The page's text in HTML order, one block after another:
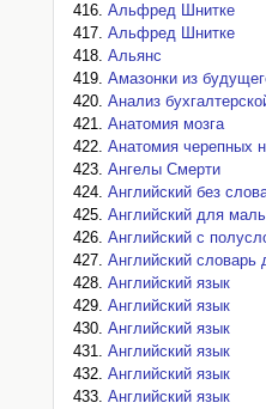
Альфред Шнитке
Альфред Шнитке
Альянс
Амазонки из
Анализ
Анатомия мозга
Анатомия черепных
Ангелы Смерти
Английский без
Английский для
Английский с
Английский словарь
Английский язык
Английский язык
Английский язык
Английский язык
Английский язык
Английский язык